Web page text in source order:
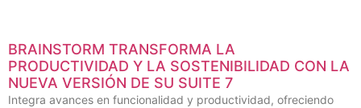
BRAINSTORM TRANSFORMA LA
PRODUCTIVIDAD Y LA SOSTENIBILIDAD CON LA
NUEVA VERSIÓN DE SU SUITE 7
Integra avances en funcionalidad y productividad, ofreciendo